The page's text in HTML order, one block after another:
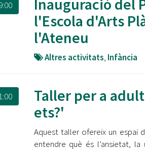
Inauguració del
l'Escola d'Arts
l'Ateneu
Altres activitats, Infància
Taller per a
ets?'
Aquest taller ofereix un espai
entendre què és l’ansietat,